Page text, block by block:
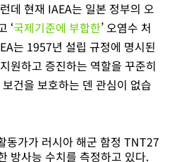
데 현재 IAEA는 일본 정부의 오
‘국제기준에 부합한’ 오염수 처
는 1957년 설립 규정에 명시된
원하고 증진하는 역할을 꾸준히
건을 보호하는 덴 관심이 없습